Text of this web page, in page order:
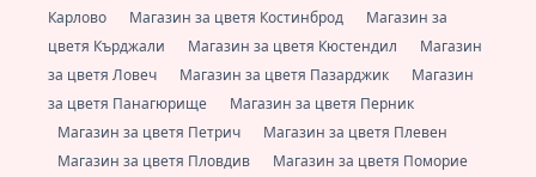
Карлово
Магазин за цветя Костинброд
Магазин за
цветя Кърджали
Магазин за цветя Кюстендил
Магазин
за цветя Ловеч
Магазин за цветя Пазарджик
Магазин
за цветя Панагюрище
Магазин за цветя Перник
Магазин за цветя Петрич
Магазин за цветя Плевен
Магазин за цветя Пловдив
Магазин за цветя Поморие